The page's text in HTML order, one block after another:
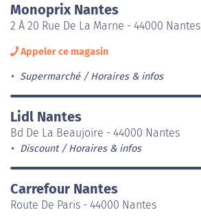
Monoprix Nantes
2 À 20 Rue De La Marne - 44000 Nantes
Appeler ce magasin
Supermarché Horaires & infos
Lidl Nantes
Bd De La Beaujoire - 44000 Nantes
Discount Horaires & infos
Carrefour Nantes
Route De Paris - 44000 Nantes